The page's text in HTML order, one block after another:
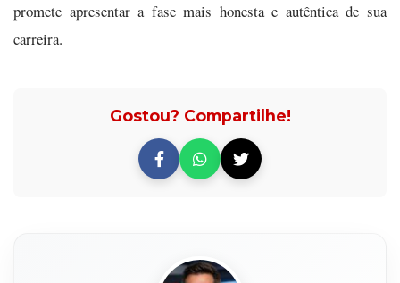
promete apresentar a fase mais honesta e autêntica de sua
carreira.
Gostou? Compartilhe!